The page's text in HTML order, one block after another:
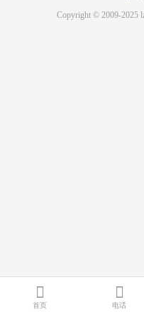
Copyright © 2009-2025
首页 电话